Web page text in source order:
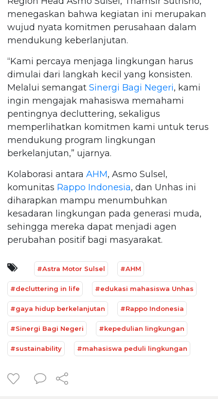
menegaskan bahwa kegiatan ini merupakan
wujud nyata komitmen perusahaan dalam
mendukung keberlanjutan.
“Kami percaya menjaga lingkungan harus
dimulai dari langkah kecil yang konsisten.
Melalui semangat Sinergi Bagi Negeri, kami
ingin mengajak mahasiswa memahami
pentingnya decluttering, sekaligus
memperlihatkan komitmen kami untuk terus
mendukung program lingkungan
berkelanjutan,” ujarnya.
Kolaborasi antara AHM, Asmo Sulsel,
komunitas Rappo Indonesia, dan Unhas ini
diharapkan mampu menumbuhkan
kesadaran lingkungan pada generasi muda,
sehingga mereka dapat menjadi agen
perubahan positif bagi masyarakat.
#Astra Motor Sulsel #AHM
#decluttering in life #edukasi mahasiswa Unhas
#gaya hidup berkelanjutan #Rappo Indonesia
#Sinergi Bagi Negeri #kepedulian lingkungan
#sustainability #mahasiswa peduli lingkungan